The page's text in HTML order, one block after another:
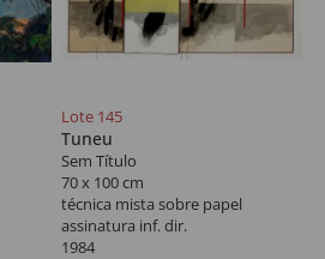
Lote 145
Tuneu
Sem Título
70 x 100 cm
técnica mista sobre papel
assinatura inf. dir.
1984